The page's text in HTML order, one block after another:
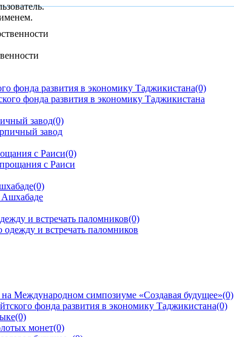
фонда развития в экономику Таджикистана(0)
завод(0)
с Раиси(0)
(0)
и встречать паломников(0)
Международном симпозиуме «Создавая будущее»(0)
фонда развития в экономику Таджикистана(0)
(0)
монет(0)